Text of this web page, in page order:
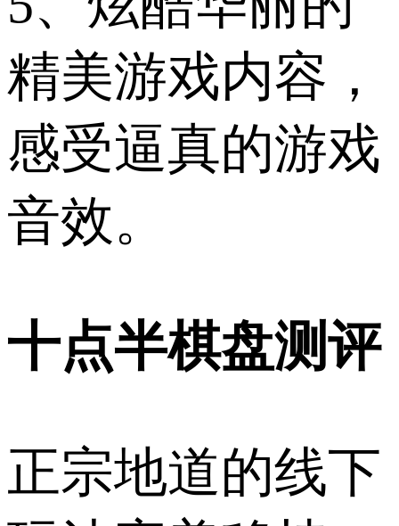
精美游戏内容，
感受逼真的游戏
音效。
十点半棋盘测评
正宗地道的线下